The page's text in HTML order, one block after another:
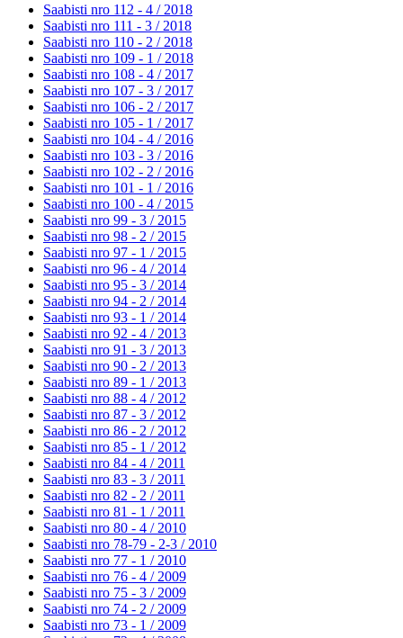
Saabisti nro 112 - 4 / 2018
Saabisti nro 111 - 3 / 2018
Saabisti nro 110 - 2 / 2018
Saabisti nro 109 - 1 / 2018
Saabisti nro 108 - 4 / 2017
Saabisti nro 107 - 3 / 2017
Saabisti nro 106 - 2 / 2017
Saabisti nro 105 - 1 / 2017
Saabisti nro 104 - 4 / 2016
Saabisti nro 103 - 3 / 2016
Saabisti nro 102 - 2 / 2016
Saabisti nro 101 - 1 / 2016
Saabisti nro 100 - 4 / 2015
Saabisti nro 99 - 3 / 2015
Saabisti nro 98 - 2 / 2015
Saabisti nro 97 - 1 / 2015
Saabisti nro 96 - 4 / 2014
Saabisti nro 95 - 3 / 2014
Saabisti nro 94 - 2 / 2014
Saabisti nro 93 - 1 / 2014
Saabisti nro 92 - 4 / 2013
Saabisti nro 91 - 3 / 2013
Saabisti nro 90 - 2 / 2013
Saabisti nro 89 - 1 / 2013
Saabisti nro 88 - 4 / 2012
Saabisti nro 87 - 3 / 2012
Saabisti nro 86 - 2 / 2012
Saabisti nro 85 - 1 / 2012
Saabisti nro 84 - 4 / 2011
Saabisti nro 83 - 3 / 2011
Saabisti nro 82 - 2 / 2011
Saabisti nro 81 - 1 / 2011
Saabisti nro 80 - 4 / 2010
Saabisti nro 78-79 - 2-3 / 2010
Saabisti nro 77 - 1 / 2010
Saabisti nro 76 - 4 / 2009
Saabisti nro 75 - 3 / 2009
Saabisti nro 74 - 2 / 2009
Saabisti nro 73 - 1 / 2009